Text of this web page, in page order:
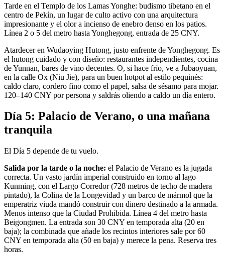
Tarde en el Templo de los Lamas Yonghe: budismo tibetano en el
centro de Pekín, un lugar de culto activo con una arquitectura
impresionante y el olor a incienso de enebro denso en los patios.
Línea 2 o 5 del metro hasta Yonghegong, entrada de 25 CNY.
Atardecer en Wudaoying Hutong, justo enfrente de Yonghegong. Es
el hutong cuidado y con diseño: restaurantes independientes, cocina
de Yunnan, bares de vino decentes. O, si hace frío, ve a Jubaoyuan,
en la calle Ox (Niu Jie), para un buen hotpot al estilo pequinés:
caldo claro, cordero fino como el papel, salsa de sésamo para mojar.
120–140 CNY por persona y saldrás oliendo a caldo un día entero.
Día 5: Palacio de Verano, o una mañana
tranquila
El Día 5 depende de tu vuelo.
Salida por la tarde o la noche: el Palacio de Verano es la jugada
correcta. Un vasto jardín imperial construido en torno al lago
Kunming, con el Largo Corredor (728 metros de techo de madera
pintado), la Colina de la Longevidad y un barco de mármol que la
emperatriz viuda mandó construir con dinero destinado a la armada.
Menos intenso que la Ciudad Prohibida. Línea 4 del metro hasta
Beigongmen. La entrada son 30 CNY en temporada alta (20 en
baja); la combinada que añade los recintos interiores sale por 60
CNY en temporada alta (50 en baja) y merece la pena. Reserva tres
horas.